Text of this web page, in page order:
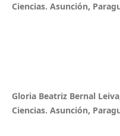
Ciencias. Asunción,
Gloria Beatriz Bernal
Ciencias. Asunción,